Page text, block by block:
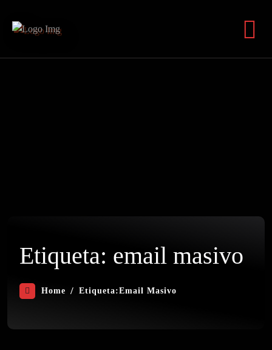
Etiqueta: email masivo
Home Etiqueta:Email Masivo